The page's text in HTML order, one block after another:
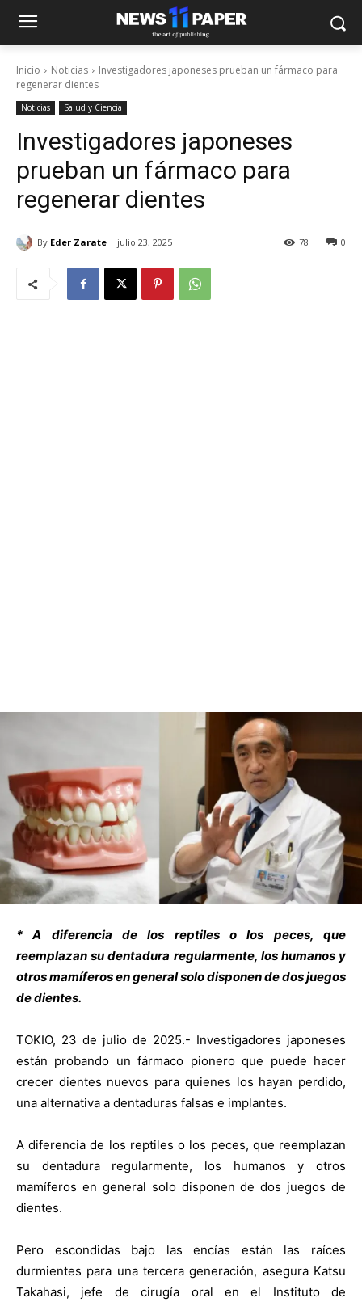
Inicio Noticias
Investigadores japoneses prueban un fármaco para
regenerar dientes
Noticias Salud y Ciencia
Investigadores japoneses
prueban un fármaco para
regenerar dientes
By Eder Zarate julio 23, 2025 0
78
* A diferencia de los reptiles o los peces, que
reemplazan su dentadura regularmente, los humanos y
otros mamíferos en general solo disponen de dos juegos
de dientes.
TOKIO, 23 de julio de 2025.- Investigadores japoneses
están probando un fármaco pionero que puede hacer
crecer dientes nuevos para quienes los hayan perdido,
una alternativa a dentaduras falsas e implantes.
A diferencia de los reptiles o los peces, que reemplazan
su dentadura regularmente, los humanos y otros
mamíferos en general solo disponen de dos juegos de
dientes.
Pero escondidas bajo las encías están las raíces
durmientes para una tercera generación, asegura Katsu
Takahasi, jefe de cirugía oral en el Instituto de